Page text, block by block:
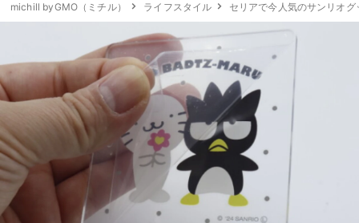
michill byGMO（ミチル） ライフスタイル セリアで今人気のサンリオグ